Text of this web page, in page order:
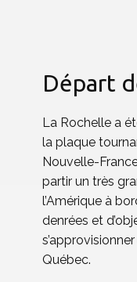
Départ
La Rochelle a
la plaque
Nouvelle-
partir un très
l’Amérique à
denrées et
Québec.